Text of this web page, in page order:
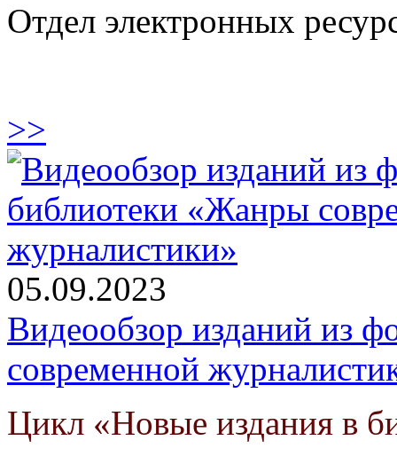
Отдел электронных
>>
05.09.2023
Видеообзор изданий из
современной
Цикл «Новые издания в